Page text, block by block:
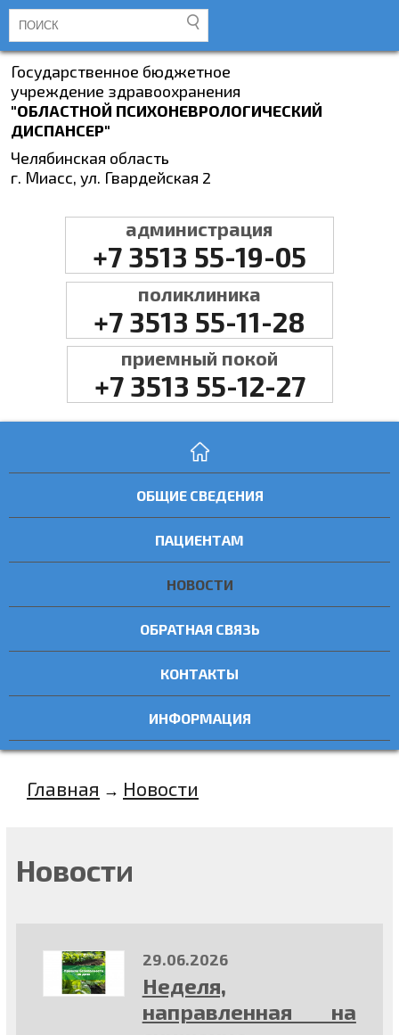
Государственное бюджетное
учреждение здравоохранения
"ОБЛАСТНОЙ ПСИХОНЕВРОЛОГИЧЕСКИЙ
ДИСПАНСЕР"
Челябинская область
г. Миасс, ул. Гвардейская 2
администрация
+7 3513 55-19-05
поликлиника
+7 3513 55-11-28
приемный покой
+7 3513 55-12-27
ОБЩИЕ СВЕДЕНИЯ
ПАЦИЕНТАМ
НОВОСТИ
ОБРАТНАЯ СВЯЗЬ
КОНТАКТЫ
ИНФОРМАЦИЯ
Главная → Новости
Новости
29.06.2026
Неделя,
направленная на